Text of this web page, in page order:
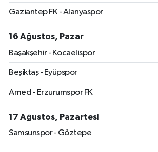
Gaziantep FK - Alanyaspor
16 Ağustos, Pazar
Başakşehir - Kocaelispor
Beşiktaş - Eyüpspor
Amed - Erzurumspor FK
17 Ağustos, Pazartesi
Samsunspor - Göztepe